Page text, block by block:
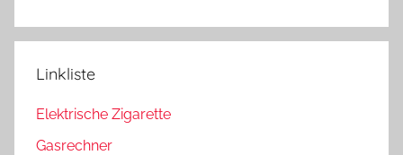
Linkliste
Elektrische Zigarette
Gasrechner